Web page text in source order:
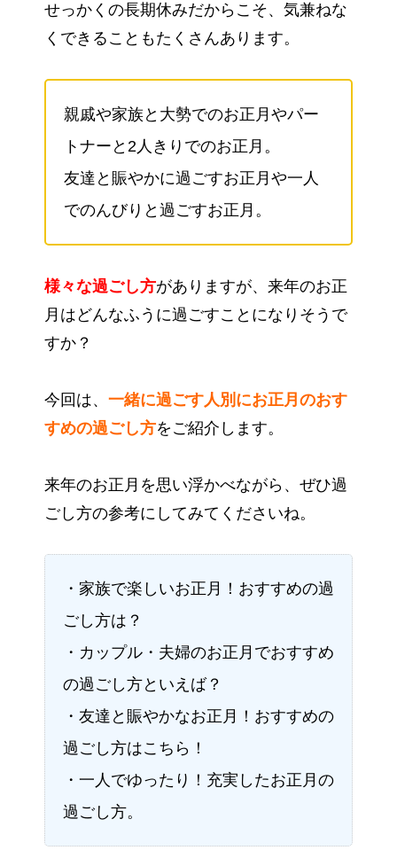
せっかくの長期休みだからこそ、気兼ねな
くできることもたくさんあります。
親戚や家族と大勢でのお正月やパー
トナーと2人きりでのお正月。
友達と賑やかに過ごすお正月や一人
でのんびりと過ごすお正月。
様々な過ごし方がありますが、来年のお正
月はどんなふうに過ごすことになりそうで
すか？
今回は、 一緒に過ごす人別にお正月のおす
すめの過ごし方をご紹介します。
来年のお正月を思い浮かべながら、ぜひ過
ごし方の参考にしてみてくださいね。
・家族で楽しいお正月！おすすめの過
ごし方は？
・カップル・夫婦のお正月でおすすめ
の過ごし方といえば？
・友達と賑やかなお正月！おすすめの
過ごし方はこちら！
・一人でゆったり！充実したお正月の
過ごし方。